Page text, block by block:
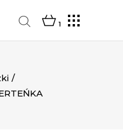
1
/